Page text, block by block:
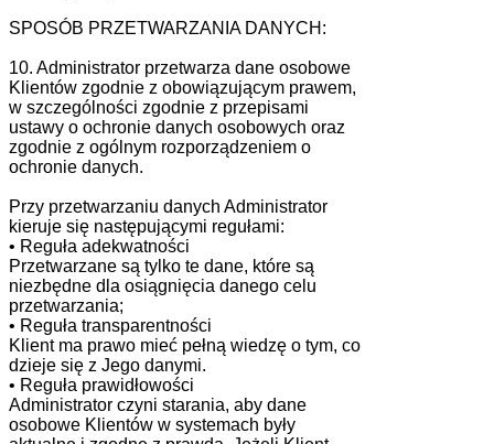
SPOSÓB PRZETWARZANIA DANYCH:
10. Administrator przetwarza dane osobowe
Klientów zgodnie z obowiązującym prawem,
w szczególności zgodnie z przepisami
ustawy o ochronie danych osobowych oraz
zgodnie z ogólnym rozporządzeniem o
ochronie danych.
Przy przetwarzaniu danych Administrator
kieruje się następującymi regułami:
• Reguła adekwatności
Przetwarzane są tylko te dane, które są
niezbędne dla osiągnięcia danego celu
przetwarzania;
• Reguła transparentności
Klient ma prawo mieć pełną wiedzę o tym, co
dzieje się z Jego danymi.
• Reguła prawidłowości
Administrator czyni starania, aby dane
osobowe Klientów w systemach były